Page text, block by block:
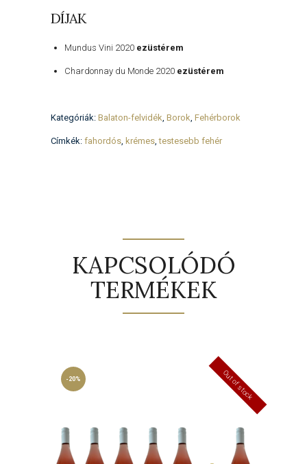
DÍJAK
Mundus Vini 2020 ezüstérem
Chardonnay du Monde 2020 ezüstérem
Kategóriák: Balaton-felvidék Borok Fehérborok
Címkék: fahordós, krémes,testesebb fehér
KAPCSOLÓDÓ
TERMÉKEK
Out of stock
-20%